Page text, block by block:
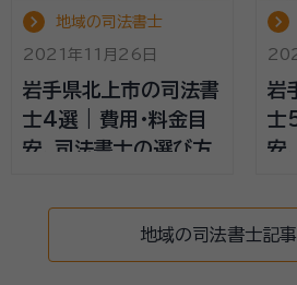
地域の司法書士
2021年11月26日
岩手県北上市の司法書
士4選 | 費用・料金目
安、司法書士の選び方
岩
士
安
地域の司法書士記